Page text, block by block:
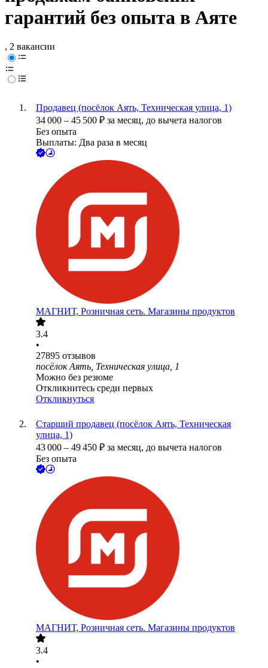
гарантий без опыта в Аяте
, 2 вакансии
Продавец (посёлок Аять, Техническая улица, 1)
34 000 – 45 500 ₽ за месяц, до вычета налогов
Без опыта
Выплаты: Два раза в месяц
МАГНИТ, Розничная сеть. Магазины продуктов
3.4
•
27895 отзывов
посёлок Аять, Техническая улица, 1
Можно без резюме
Откликнитесь среди первых
Откликнуться
Старший продавец (посёлок Аять, Техническая
улица, 1)
43 000 – 49 450 ₽ за месяц, до вычета налогов
Без опыта
МАГНИТ, Розничная сеть. Магазины продуктов
3.4
•